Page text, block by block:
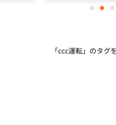
itemitem
「ccc運転」のタグ